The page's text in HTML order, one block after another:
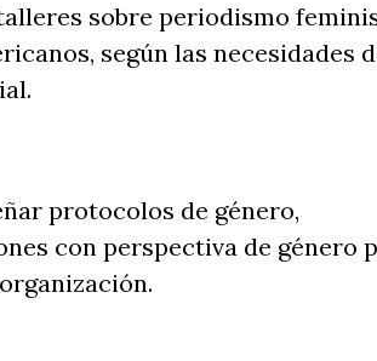
sobre periodismo
según las necesidades
protocolos de género,
con perspectiva de género